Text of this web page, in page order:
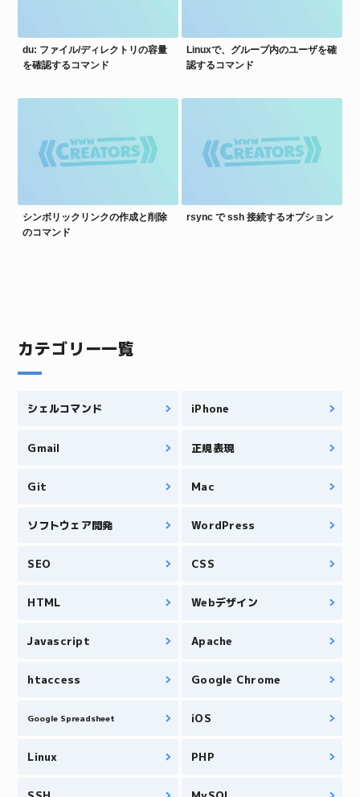
du: ファイル/ディレクトリの容量
を確認するコマンド
Linuxで、グループ内のユーザを確
認するコマンド
シンボリックリンクの作成と削除
のコマンド
rsync で ssh 接続するオプション
カテゴリー一覧
シェルコマンド iPhone
Gmail 正規表現
Git Mac
ソフトウェア開発 WordPress
SEO CSS
HTML Webデザイン
Javascript Apache
htaccess Google Chrome
Google Spreadsheet iOS
Linux PHP